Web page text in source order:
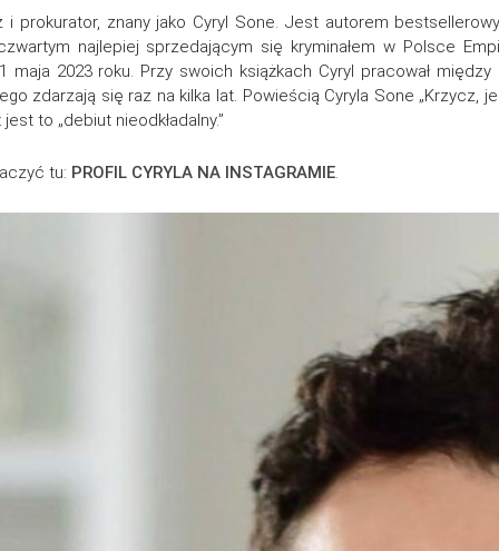
znany jako Cyryl Sone. Jest autorem
najlepiej sprzedającym się kryminałem w Polsce
maja 2023 roku. Przy swoich książkach Cyryl pracował
zdarzają się raz na kilka lat. Powieścią Cyryla Sone „Krzycz,
to „debiut nieodkładalny.”
tu: PROFIL CYRYLA NA INSTAGRAMIE.